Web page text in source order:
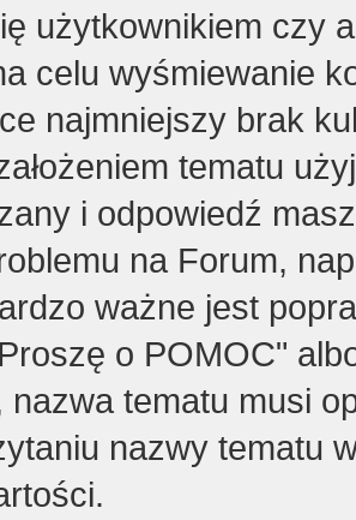
użytkownikiem czy
celu wyśmiewanie
najmniejszy brak
tematu
i odpowiedź
na Forum,
ważne jest
o POMOC"
nazwa tematu musi
nazwy tematu